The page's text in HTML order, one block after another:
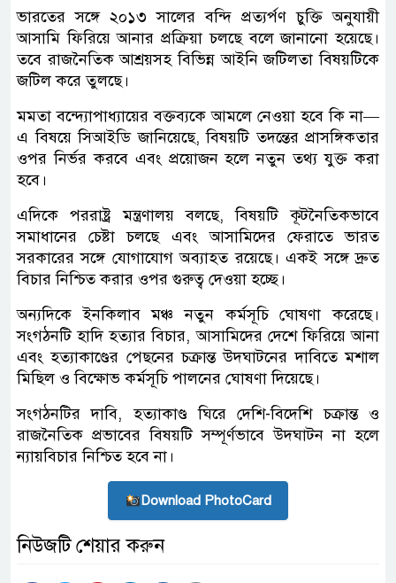
ভারতের সঙ্গে ২০১৩ সালের বন্দি প্রত্যর্পণ চুক্তি অনুযায়ী
আসামি ফিরিয়ে আনার প্রক্রিয়া চলছে বলে জানানো হয়েছে।
তবে রাজনৈতিক আশ্রয়সহ বিভিন্ন আইনি জটিলতা বিষয়টিকে
জটিল করে তুলছে।
মমতা বন্দ্যোপাধ্যায়ের বক্তব্যকে আমলে নেওয়া হবে কি না—
এ বিষয়ে সিআইডি জানিয়েছে, বিষয়টি তদন্তের প্রাসঙ্গিকতার
ওপর নির্ভর করবে এবং প্রয়োজন হলে নতুন তথ্য যুক্ত করা
হবে।
এদিকে পররাষ্ট্র মন্ত্রণালয় বলছে, বিষয়টি কূটনৈতিকভাবে
সমাধানের চেষ্টা চলছে এবং আসামিদের ফেরাতে ভারত
সরকারের সঙ্গে যোগাযোগ অব্যাহত রয়েছে। একই সঙ্গে দ্রুত
বিচার নিশ্চিত করার ওপর গুরুত্ব দেওয়া হচ্ছে।
অন্যদিকে ইনকিলাব মঞ্চ নতুন কর্মসূচি ঘোষণা করেছে।
সংগঠনটি হাদি হত্যার বিচার, আসামিদের দেশে ফিরিয়ে আনা
এবং হত্যাকাণ্ডের পেছনের চক্রান্ত উদঘাটনের দাবিতে মশাল
মিছিল ও বিক্ষোভ কর্মসূচি পালনের ঘোষণা দিয়েছে।
সংগঠনটির দাবি, হত্যাকাণ্ড ঘিরে দেশি-বিদেশি চক্রান্ত ও
রাজনৈতিক প্রভাবের বিষয়টি সম্পূর্ণভাবে উদঘাটন না হলে
ন্যায়বিচার নিশ্চিত হবে না।
Download PhotoCard
নিউজটি শেয়ার করুন